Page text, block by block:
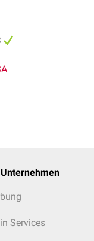
Services